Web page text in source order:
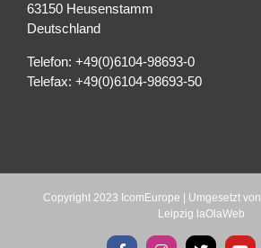
63150 Heusenstamm
Deutschland
Telefon: +49(0)6104-98693-0
Telefax: +49(0)6104-98693-50
Copyright 2023 IcomEurope | Umgesetzt von
Leipzig laOlaWeb